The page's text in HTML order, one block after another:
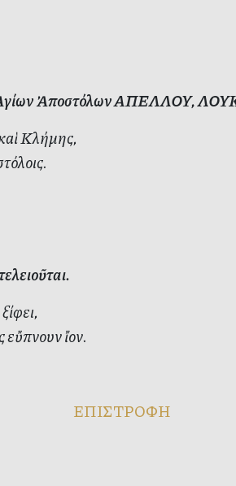
Ἁγίων Ἀποστόλων ΑΠΕΛΛΟΥ,
Κλήμης,
ἴον.
ΕΠΙΣΤΡΟΦΗ